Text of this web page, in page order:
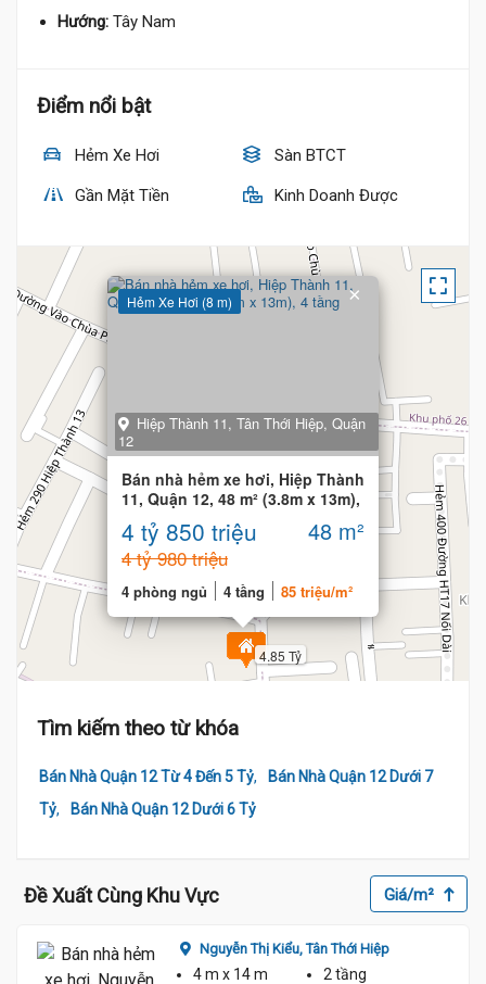
Hướng: Tây Nam
Điểm nổi bật
Hẻm Xe Hơi Sàn BTCT
Gần Mặt Tiền Kinh Doanh Được
4.85 Tỷ
Hẻm Xe Hơi (8 m)
Hiệp Thành 11, Tân Thới Hiệp, Quận
12
Bán nhà hẻm xe hơi, Hiệp Thành
11, Quận 12, 48 m² (3.8m x 13m),
4 tầng
4 tỷ 850 triệu 48 m²
4 tỷ 980 triệu
4 phòng ngủ 4 tầng 85 triệu/m²
×
Tìm kiếm theo từ khóa
Bán Nhà Quận 12 Từ 4 Đến 5 Tỷ,
Bán Nhà Quận 12 Dưới 7
Tỷ, Bán Nhà Quận 12 Dưới 6 Tỷ
Đề Xuất Cùng Khu Vực Giá/m²
Nguyễn Thị Kiểu,Tân Thới Hiệp
4 m x 14 m
2 tầng